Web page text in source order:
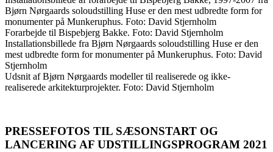
Bjørn Nørgaards soloudstilling Huse er den mest udbredte form for
monumenter på Munkeruphus. Foto: David Stjernholm
Forarbejde til Bispebjerg Bakke. Foto: David Stjernholm
Installationsbillede fra Bjørn Nørgaards soloudstilling Huse er den
mest udbredte form for monumenter på Munkeruphus. Foto: David
Stjernholm
Udsnit af Bjørn Nørgaards modeller til realiserede og ikke-
realiserede arkitekturprojekter. Foto: David Stjernholm
PRESSEFOTOS TIL SÆSONSTART OG
LANCERING AF UDSTILLINGSPROGRAM 2021